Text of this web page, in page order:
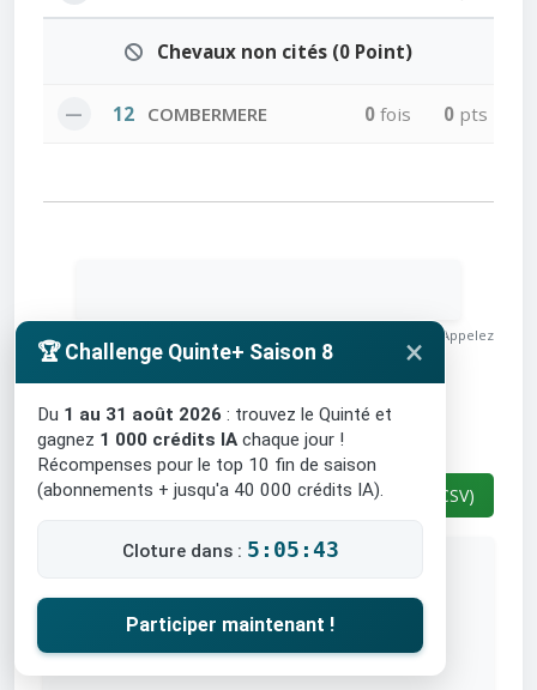
Chevaux non cités (0 Point)
— 12 COMBERMERE 0 fois 0 pts
🔞 Jouer comporte des risques
: endettement, isolement... Appelez
le 09 74 75 13 13 (appel non surtaxé).
Le détail des pronostics
Quinté par IA en 8 chevaux
Filtrer les IA Exporter la sélection (CSV)
afficher :
Tout décocher
Consensus des IA
🏆 Challenge Quinte+ Saison 8 ×
Du 1 au 31 août 2026 : trouvez le Quinté et
gagnez 1 000 crédits IA chaque jour !
Récompenses pour le top 10 fin de saison
(abonnements + jusqu'a 40 000 crédits IA).
Cloture dans : 5:05:42
Participer maintenant !